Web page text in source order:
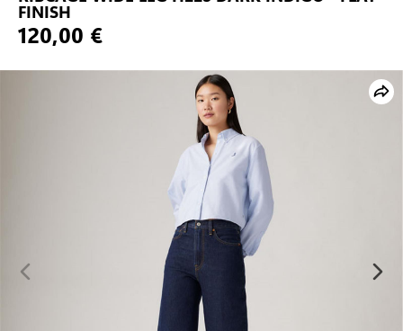
FINISH
120,00 €